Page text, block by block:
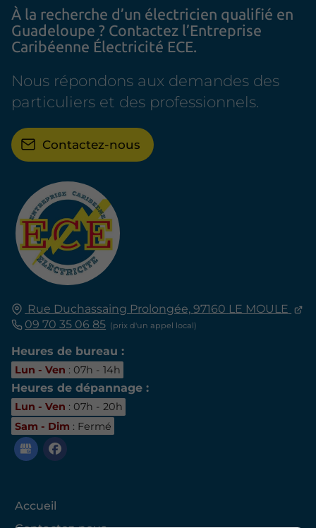
Rue Duchassaing Prolongée, 97160 LE MOULE
09 70 35 06 85
Heures de bureau :
Lun - Ven : 07h - 14h
Heures de dépannage :
Lun - Ven : 07h - 20h
Sam - Dim : Fermé
Accueil
À la recherche d’un électricien qualifié en
Guadeloupe ? Contactez l’Entreprise
Caribéenne Électricité ECE.
Nous répondons aux demandes des
particuliers et des professionnels.
Contactez-nous